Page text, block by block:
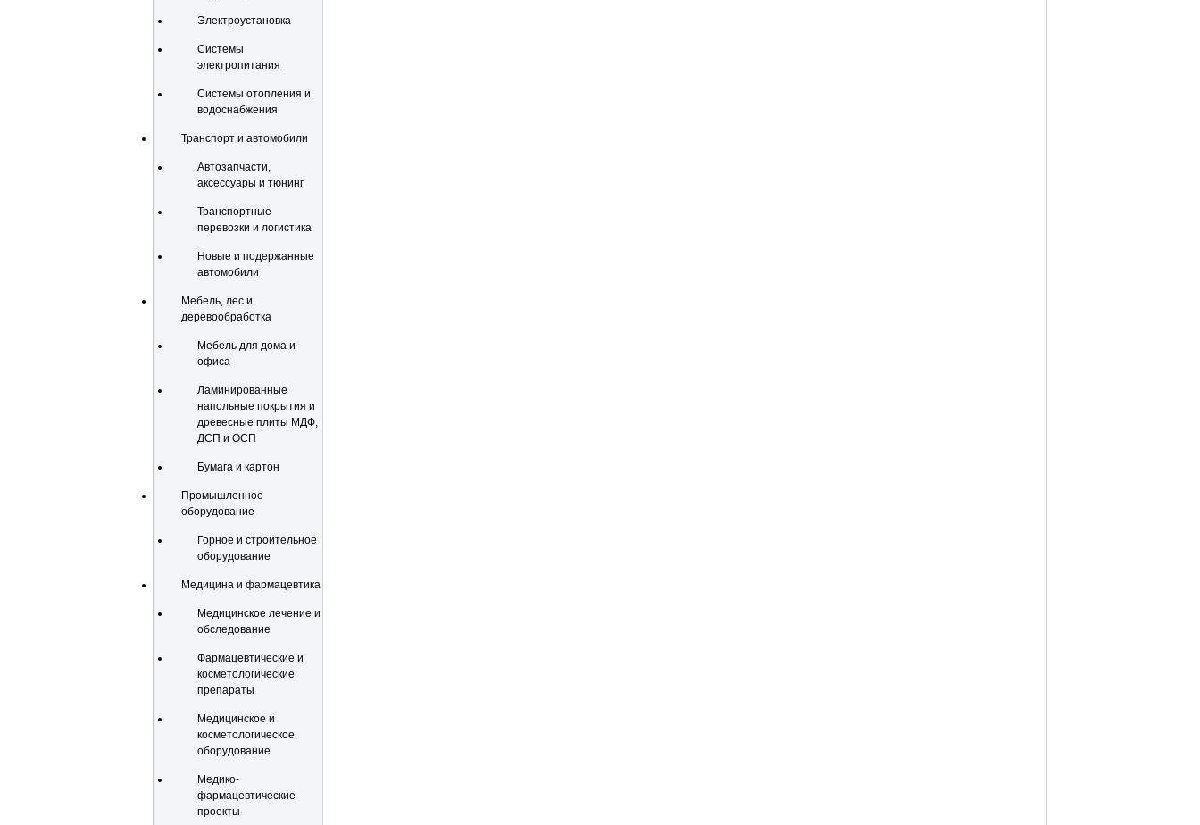
Электроустановка
Системы
электропитания
Системы отопления и
водоснабжения
Транспорт и автомобили
Автозапчасти,
аксессуары и тюнинг
Транспортные
перевозки и логистика
Новые и подержанные
автомобили
Мебель, лес и
деревообработка
Мебель для дома и
офиса
Ламинированные
напольные покрытия и
древесные плиты МДФ,
ДСП и ОСП
Бумага и картон
Промышленное
оборудование
Горное и строительное
оборудование
Медицина и фармацевтика
Медицинское лечение и
обследование
Фармацевтические и
косметологические
препараты
Медицинское и
косметологическое
оборудование
Медико-
фармацевтические
проекты